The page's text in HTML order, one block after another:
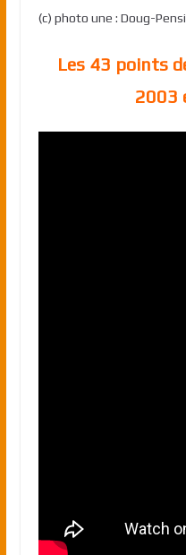
(c) photo une : Doug-
Les 43 points
2003